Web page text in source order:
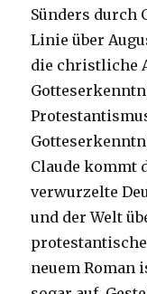
Sünders durch
Linie über
die christliche
Claude kommt
verwurzelte
und der Welt
neuem Roman